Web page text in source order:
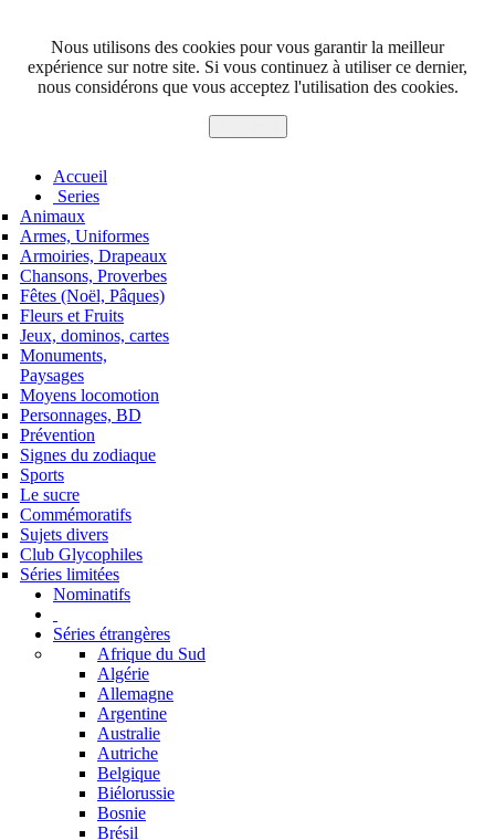
Nous utilisons des cookies pour vous garantir la meilleur
expérience sur notre site. Si vous continuez à utiliser ce dernier,
nous considérons que vous acceptez l'utilisation des cookies.
Accueil
Series
Animaux
Armes, Uniformes
Armoiries, Drapeaux
Chansons, Proverbes
Fêtes (Noël, Pâques)
Fleurs et Fruits
Jeux, dominos, cartes
Monuments,
Paysages
Moyens locomotion
Personnages, BD
Prévention
Signes du zodiaque
Sports
Le sucre
Commémoratifs
Sujets divers
Club Glycophiles
Séries limitées
Nominatifs
Séries étrangères
Afrique du Sud
Algérie
Allemagne
Argentine
Australie
Autriche
Belgique
Biélorussie
Bosnie
Brésil